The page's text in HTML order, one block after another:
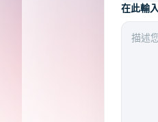
在此輸